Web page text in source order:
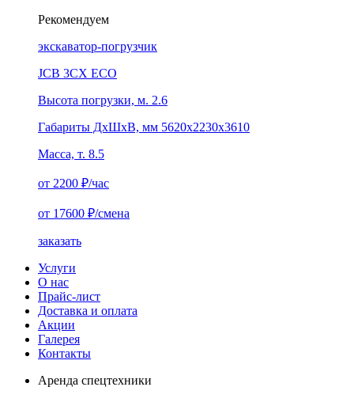
Рекомендуем
экскаватор-погрузчик
JCB 3CX ECO
Высота погрузки, м. 2.6
Габариты ДхШхВ, мм 5620x2230x3610
Масса, т. 8.5
от 2200 ₽/час
от 17600 ₽/смена
заказать
Услуги
О нас
Прайс-лист
Доставка и оплата
Акции
Галерея
Контакты
Аренда спецтехники